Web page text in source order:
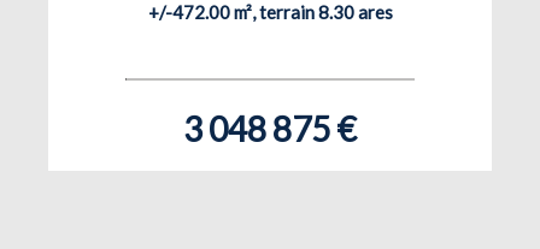
+/-472.00 m², terrain 8.30 ares
3 048 875 €